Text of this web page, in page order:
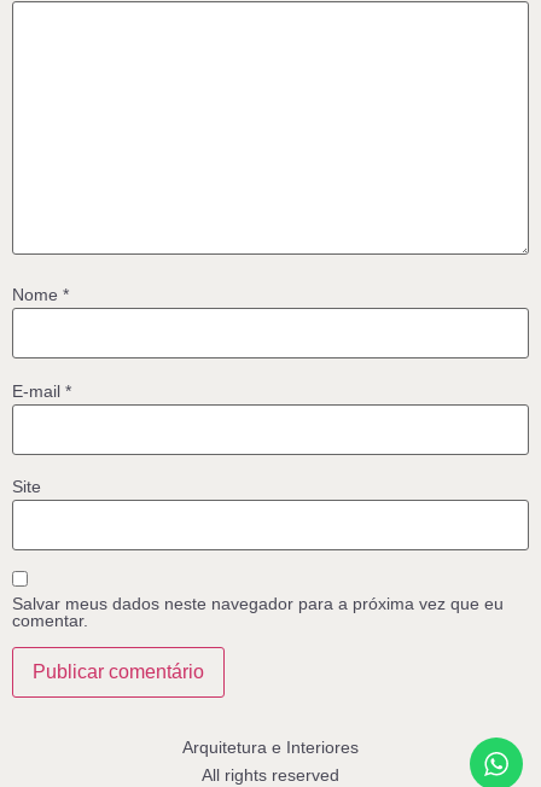
Nome *
E-mail *
Site
Salvar meus dados neste navegador para a próxima vez que eu
comentar.
Arquitetura e Interiores
All rights reserved